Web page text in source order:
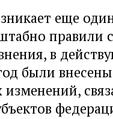
еще
правили
в
были
изменений,